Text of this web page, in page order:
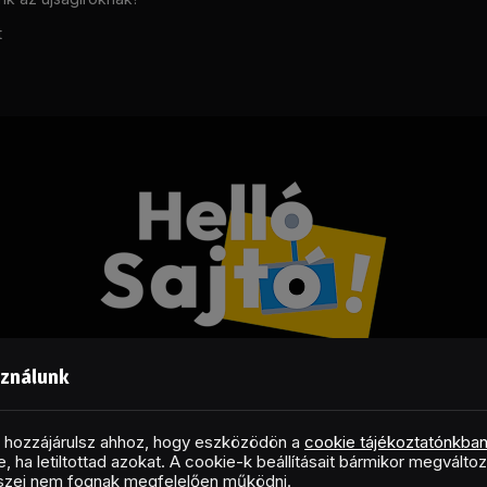
FacebookLinkedInX
RSS
Copyright © 2026 Helló Sajtó! Üzleti Sajtószolgálat
ahhoz, hogy eszközödön acookie
ha letiltottad azokat. A cookie-k beállításait bármikor
nem fognak megfelelően működni.